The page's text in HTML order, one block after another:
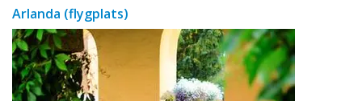
Arlanda (flygplats)